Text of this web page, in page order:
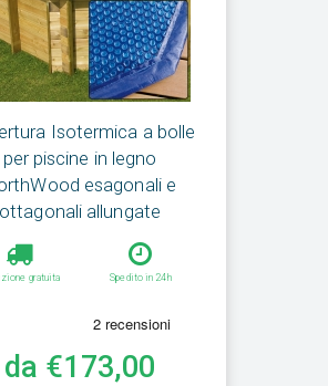
Isotermica a bolle
per piscine in legno
esagonali e
ottagonali allungate
gratuita Spedito in 24h
da €173,00